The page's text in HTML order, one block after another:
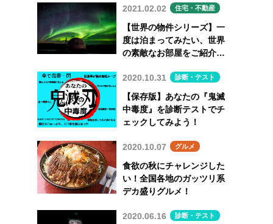
2021.02.02 住宅・不動産
【世界の物件シリーズ】一
度は泊まってみたい、世界
の素敵なお部屋をご紹介
2020.10.31
診断・テスト
【保存版】あなたの『鬼滅
中毒度』を診断テストでチ
ェックしてみよう！
2020.10.07 グルメ
食欲の秋にチャレンジした
い！全国各地のガッツリ系
デカ盛りグルメ！
2020.06.16 診断・テスト